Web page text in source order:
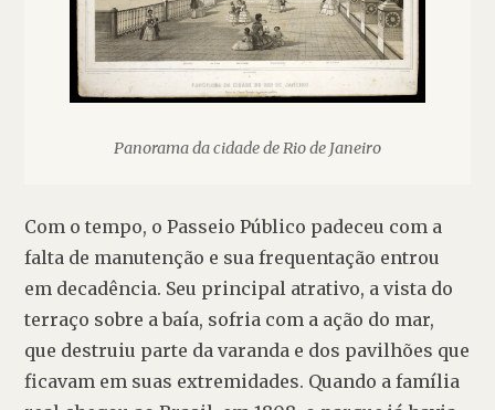
Panorama da cidade de Rio de Janeiro
Com o tempo, o Passeio Público padeceu com a
falta de manutenção e sua frequentação entrou
em decadência. Seu principal atrativo, a vista do
terraço sobre a baía, sofria com a ação do mar,
que destruiu parte da varanda e dos pavilhões que
ficavam em suas extremidades. Quando a família